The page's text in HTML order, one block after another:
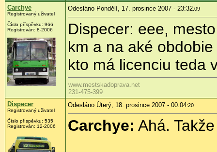
Carchye
Registrovaný uživatel
Číslo příspěvku: 966
Registrován: 8-2006
Odesláno Pondělí, 17. prosince 2007 - 23:32:09
Dispecer: eee,
km a na aké
kto má licenciu teda
www.mestskadoprava.net
231-475-399
Dispecer
Registrovaný uživatel
Číslo příspěvku: 535
Registrován: 12-2006
Odesláno Úterý, 18. prosince 2007 - 00:04:20
Carchye: Ahá.